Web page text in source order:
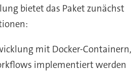
bietet das Paket zunächst
mit Docker-Containern,
implementiert werden